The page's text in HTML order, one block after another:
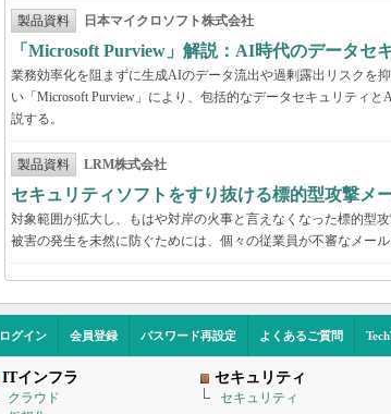
製品資料 日本マイクロソフト株式会社
「Microsoft Purview」解説：AI時代のデータセ
業務効率化を阻まずに生成AIのデータ流出や過剰露出リスクを
い「Microsoft Purview」により、包括的なデータセキュリティ
説する。
製品資料 LRM株式会社
セキュリティソフトをすり抜ける標的型攻撃メ
対象範囲が拡大し、もはや対岸の火事と言えなくなった標的型
被害の発生を未然に防ぐためには、個々の従業員が不審なメー
ログイン 会員登録 パスワード再設定 よくあるご質問
ITインフラ
クラウド
セキュリティ
セキュリティ